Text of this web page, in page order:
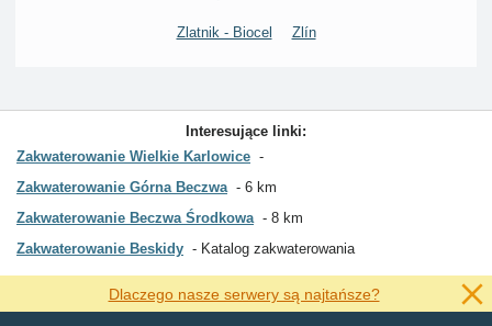
Zlatnik - Biocel Zlín
Interesujące linki:
Zakwaterowanie Wielkie Karlowice
Zakwaterowanie Górna Beczwa
6 km
Zakwaterowanie Beczwa Środkowa
8 km
Zakwaterowanie Beskidy
Katalog zakwaterowania
Dlaczego nasze serwery są najtańsze?